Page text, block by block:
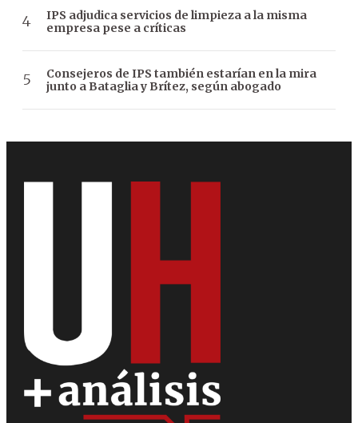
IPS adjudica servicios de limpieza a la misma
empresa pese a críticas
Consejeros de IPS también estarían en la mira
junto a Bataglia y Brítez, según abogado